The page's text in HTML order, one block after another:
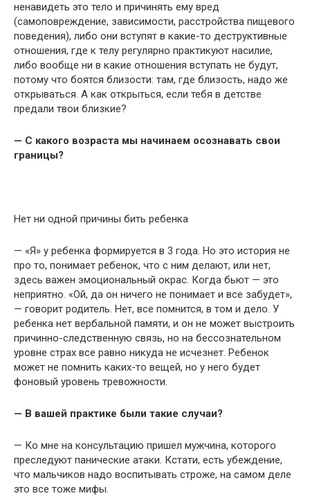
ненавидеть это тело и причинять ему вред
(самоповреждение, зависимости, расстройства пищевого
поведения), либо они вступят в какие-то деструктивные
отношения, где к телу регулярно практикуют насилие,
либо вообще ни в какие отношения вступать не будут,
потому что боятся близости: там, где близость, надо же
открываться. А как открыться, если тебя в детстве
предали твои близкие?
— С какого возраста мы начинаем осознавать свои
границы?
Нет ни одной причины бить ребенка
— «Я» у ребенка формируется в 3 года. Но это история не
про то, понимает ребенок, что с ним делают, или нет,
здесь важен эмоциональный окрас. Когда бьют — это
неприятно. «Ой, да он ничего не понимает и все забудет»,
— говорит родитель. Нет, все помнится, в том и дело. У
ребенка нет вербальной памяти, и он не может выстроить
причинно-следственную связь, но на бессознательном
уровне страх все равно никуда не исчезнет. Ребенок
может не помнить каких-то вещей, но у него будет
фоновый уровень тревожности.
— В вашей практике были такие случаи?
— Ко мне на консультацию пришел мужчина, которого
преследуют панические атаки. Кстати, есть убеждение,
что мальчиков надо воспитывать строже, на самом деле
это все тоже мифы.